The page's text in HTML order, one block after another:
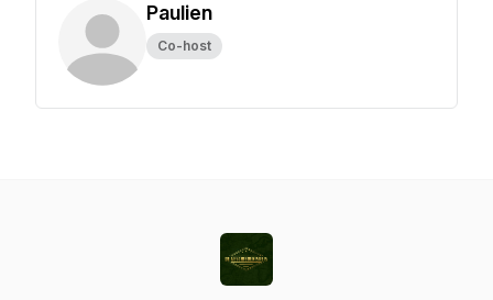
Paulien
Co-host